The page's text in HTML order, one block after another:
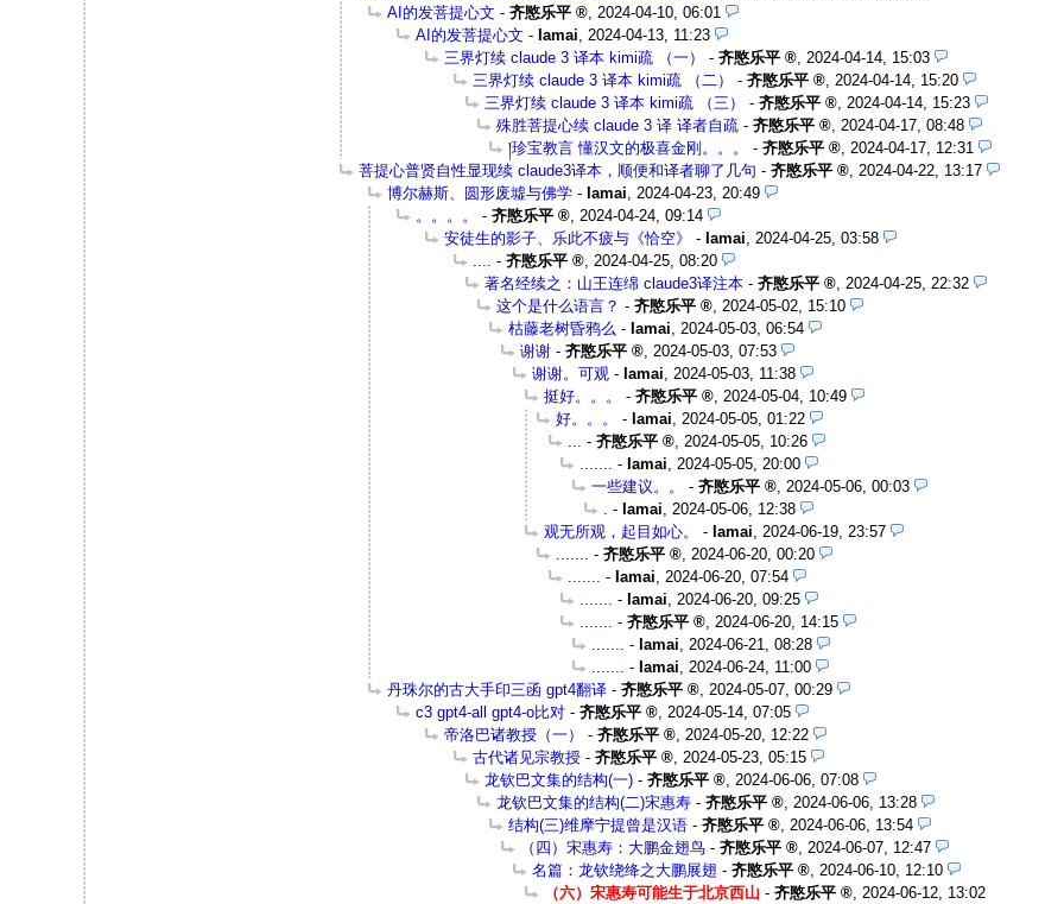
AI的发菩提心文 -齐愍乐平
2024-04-10, 06:01
AI的发菩提心文 - Iamai
2024-04-13, 11:23
三界灯续 claude 3 译本 kimi疏 （一）
-齐愍乐平
2024-04-14, 15:03
三界灯续 claude 3 译本 kimi疏 （二）
-齐愍乐平
2024-04-14, 15:20
三界灯续 claude 3 译本 kimi疏 （三）
-齐愍乐平
2024-04-14, 15:23
殊胜菩提心续 claude 3 译 译者自疏 -齐愍乐平
2024-04-17, 08:48
།珍宝教言 懂汉文的极喜金刚。。。
-齐愍乐平
2024-04-17, 12:31
菩提心普贤自性显现续 claude3译本，顺便和译者聊了几句 -齐愍乐平
2024-04-22, 13:17
博尔赫斯、圆形废墟与佛学 - Iamai
2024-04-23, 20:49
。。。。
-齐愍乐平
2024-04-24, 09:14
安徒生的影子、乐此不疲与《恰空》
- Iamai
2024-04-25, 03:58
-齐愍乐平
2024-04-25, 08:20
著名经续之：山王连绵 claude3译注本 -齐愍乐平
2024-04-25, 22:32
这个是什么语言？ -齐愍乐平
2024-05-02, 15:10
枯藤老树昏鸦么 - Iamai
2024-05-03, 06:54
谢谢 -齐愍乐平
2024-05-03, 07:53
谢谢。可观 - Iamai
2024-05-03, 11:38
挺好。。。
-齐愍乐平
2024-05-04, 10:49
好。。。
- Iamai
2024-05-05, 01:22
-齐愍乐平
2024-05-05, 10:26
- Iamai
2024-05-05, 20:00
一些建议。。
-齐愍乐平
2024-05-06, 00:03
- Iamai
2024-05-06, 12:38
观无所观，起目如心。
- Iamai
2024-06-19, 23:57
-齐愍乐平
2024-06-20, 00:20
- Iamai
2024-06-20, 07:54
- Iamai
2024-06-20, 09:25
-齐愍乐平
2024-06-20, 14:15
- Iamai
2024-06-21, 08:28
- Iamai
2024-06-24, 11:00
丹珠尔的古大手印三函 gpt4翻译 -齐愍乐平
2024-05-07, 00:29
c3 gpt4-all gpt4-o比对 -齐愍乐平
2024-05-14, 07:05
帝洛巴诸教授（一）
-齐愍乐平
2024-05-20, 12:22
古代诸见宗教授 -齐愍乐平
2024-05-23, 05:15
龙钦巴文集的结构(一) -齐愍乐平
2024-06-06, 07:08
龙钦巴文集的结构(二)宋惠寿 -齐愍乐平
2024-06-06, 13:28
结构(三)维摩宁提曾是汉语 -齐愍乐平
2024-06-06, 13:54
（四）宋惠寿：大鹏金翅鸟 -齐愍乐平
2024-06-07, 12:47
名篇：龙钦绕绛之大鹏展翅 -齐愍乐平
2024-06-10, 12:10
（六）宋惠寿可能生于北京西山 -齐愍乐平 2024-06-12, 13:02